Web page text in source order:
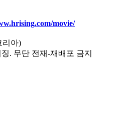
movie/
리아)
. 무단 전재-재배포 금지